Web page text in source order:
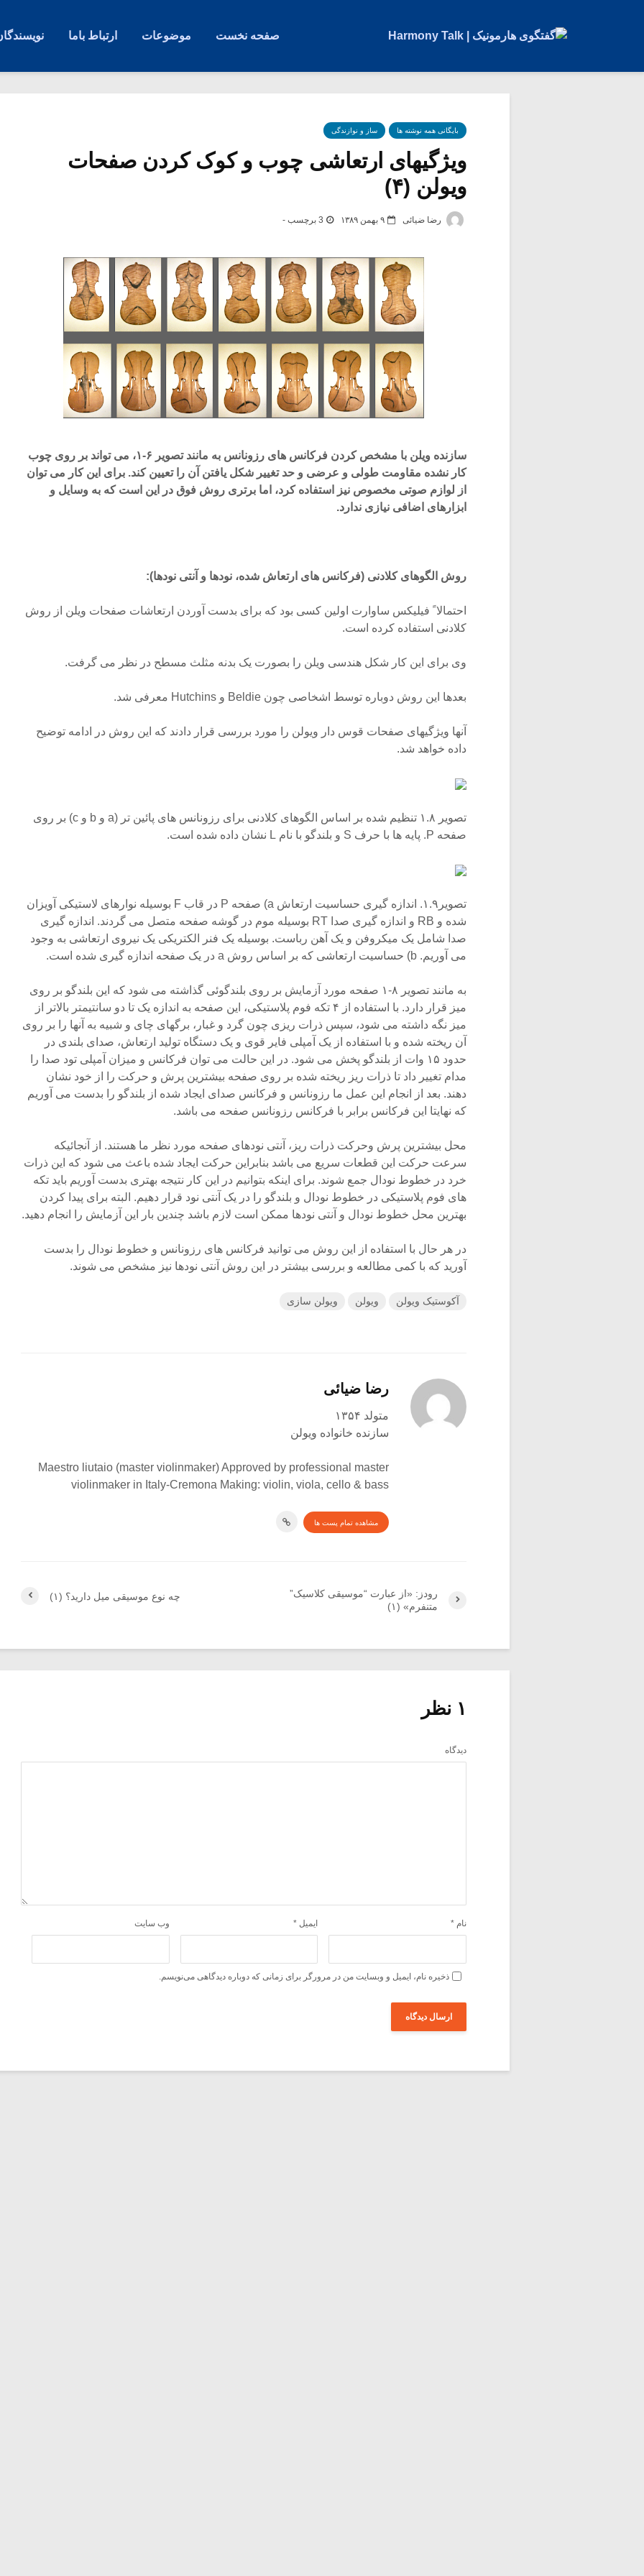
صفحه نخست موضوعات ارتباط باما
بایگانی همه نوشته ها ساز و نوازندگی
ویژگیهای ارتعاشی چوب و کوک کردن صفحات
ویولن (۴)
رضا ضیائی ۹ بهمن ۱۳۸۹ 3 برچسب -
سازنده ویلن با مشخص کردن فرکانس های رزونانس به مانند تصویر ۶-۱، می تواند بر روی چوب
کار نشده مقاومت طولی و عرضی و حد تغییر شکل یافتن آن را تعیین کند. برای این کار می توان
از لوازم صوتی مخصوص نیز استفاده کرد، اما برتری روش فوق در این است که به وسایل و
ابزارهای اضافی نیازی ندارد.
روش الگوهای کلادنی (فرکانس های ارتعاش شده، نودها و آنتی نودها):
احتمالا ً فیلیکس ساوارت اولین کسی بود که برای بدست آوردن ارتعاشات صفحات ویلن از روش
کلادنی استفاده کرده است.
وی برای این کار شکل هندسی ویلن را بصورت یک بدنه مثلث مسطح در نظر می گرفت.
بعدها این روش دوباره توسط اشخاصی چون Beldie و Hutchins معرفی شد.
آنها ویژگیهای صفحات قوس دار ویولن را مورد بررسی قرار دادند که این روش در ادامه توضیح
داده خواهد شد.
تصویر ۱.۸ تنظیم شده بر اساس الگوهای کلادنی برای رزونانس های پائین تر (a و b و c) بر روی
صفحه P. پایه ها با حرف S و بلندگو با نام L نشان داده شده است.
تصویر۱.۹. اندازه گیری حساسیت ارتعاش a) صفحه P در قاب F بوسیله نوارهای لاستیکی آویزان
شده و RB و اندازه گیری صدا RT بوسیله موم در گوشه صفحه متصل می گردند. اندازه گیری
صدا شامل یک میکروفن و یک آهن رباست. بوسیله یک فنر الکتریکی یک نیروی ارتعاشی به وجود
می آوریم. b) حساسیت ارتعاشی که بر اساس روش a در یک صفحه اندازه گیری شده است.
به مانند تصویر ۸-۱ صفحه مورد آزمایش بر روی بلندگوئی گذاشته می شود که این بلندگو بر روی
میز قرار دارد. با استفاده از ۴ تکه فوم پلاستیکی، این صفحه به اندازه یک تا دو سانتیمتر بالاتر از
میز نگه داشته می شود، سپس ذرات ریزی چون گرد و غبار، برگهای چای و شبیه به آنها را بر روی
آن ریخته شده و با استفاده از یک آمپلی فایر قوی و یک دستگاه تولید ارتعاش، صدای بلندی در
حدود ۱۵ وات از بلندگو پخش می شود. در این حالت می توان فرکانس و میزان آمپلی تود صدا را
مدام تغییر داد تا ذرات ریز ریخته شده بر روی صفحه بیشترین پرش و حرکت را از خود نشان
دهند. بعد از انجام این عمل ما رزونانس و فرکانس صدای ایجاد شده از بلندگو را بدست می آوریم
که نهایتا این فرکانس برابر با فرکانس رزونانس صفحه می باشد.
محل بیشترین پرش وحرکت ذرات ریز، آنتی نودهای صفحه مورد نظر ما هستند. از آنجائیکه
سرعت حرکت این قطعات سریع می باشد بنابراین حرکت ایجاد شده باعث می شود که این ذرات
خرد در خطوط نودال جمع شوند. برای اینکه بتوانیم در این کار نتیجه بهتری بدست آوریم باید تکه
های فوم پلاستیکی در خطوط نودال و بلندگو را در یک آنتی نود قرار دهیم. البته برای پیدا کردن
بهترین محل خطوط نودال و آنتی نودها ممکن است لازم باشد چندین بار این آزمایش را انجام دهید.
در هر حال با استفاده از این روش می توانید فرکانس های رزونانس و خطوط نودال را بدست
آورید که با کمی مطالعه و بررسی بیشتر در این روش آنتی نودها نیز مشخص می شوند.
آکوستیک ویولن ویولن ویولن سازی
رضا ضیائی
متولد ۱۳۵۴
سازنده خانواده ویولن
Maestro liutaio (master violinmaker) Approved by professional master
violinmaker in Italy-Cremona Making: violin, viola, cello & bass
مشاهده تمام پست ها
چه نوع موسیقی میل دارید؟ (۱)
رودز: «از عبارت “موسیقی کلاسیک”
متنفرم» (۱)
۱ نظر
دیدگاه
نام * ایمیل * وب‌ سایت
ذخیره نام، ایمیل و وبسایت من در مرورگر برای زمانی که دوباره دیدگاهی می‌نویسم.